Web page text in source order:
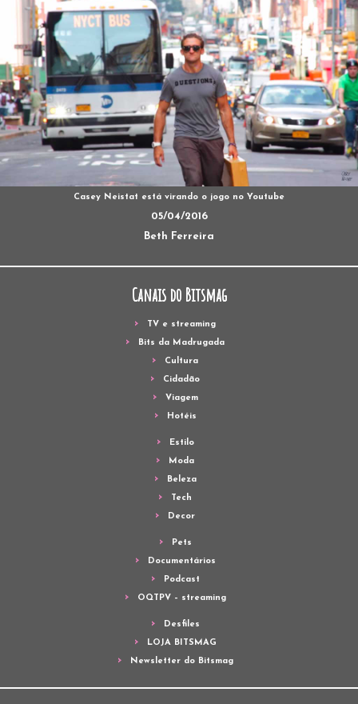
Casey Neistat está virando o jogo no Youtube
05/04/2016
Beth Ferreira
Canais do Bitsmag
TV e streaming
Bits da Madrugada
Cultura
Cidadão
Viagem
Hotéis
Estilo
Moda
Beleza
Tech
Decor
Pets
Documentários
Podcast
OQTPV – streaming
Desfiles
LOJA BITSMAG
Newsletter do Bitsmag